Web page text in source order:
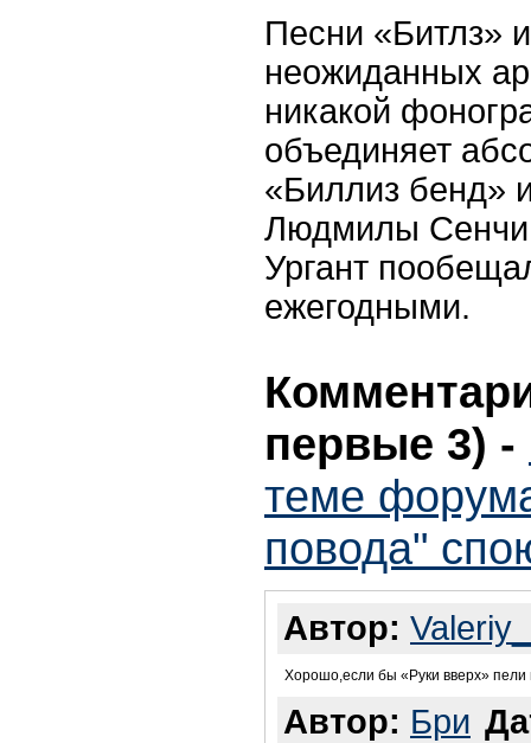
Песни «Битлз»
неожиданных
никакой
объединяет
«Биллиз бенд»
Людмилы
Ургант
ежегодными.
первые 3) -
теме
повода"
Автор:
Хорошо,если бы «Руки вверх» пели
Автор: Бри